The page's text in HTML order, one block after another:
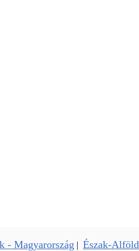
- Magyarország | Észak-Alföld